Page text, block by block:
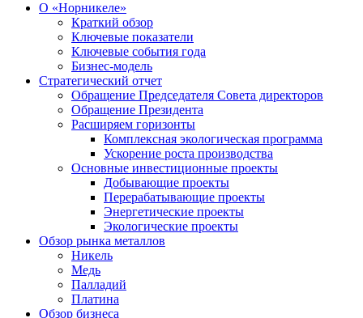
О «Норникеле»
Краткий обзор
Ключевые показатели
Ключевые события года
Бизнес-модель
Стратегический отчет
Обращение Председателя Совета директоров
Обращение Президента
Расширяем горизонты
Комплексная экологическая программа
Ускорение роста производства
Основные инвестиционные проекты
Добывающие проекты
Перерабатывающие проекты
Энергетические проекты
Экологические проекты
Обзор рынка металлов
Никель
Медь
Палладий
Платина
Обзор бизнеса